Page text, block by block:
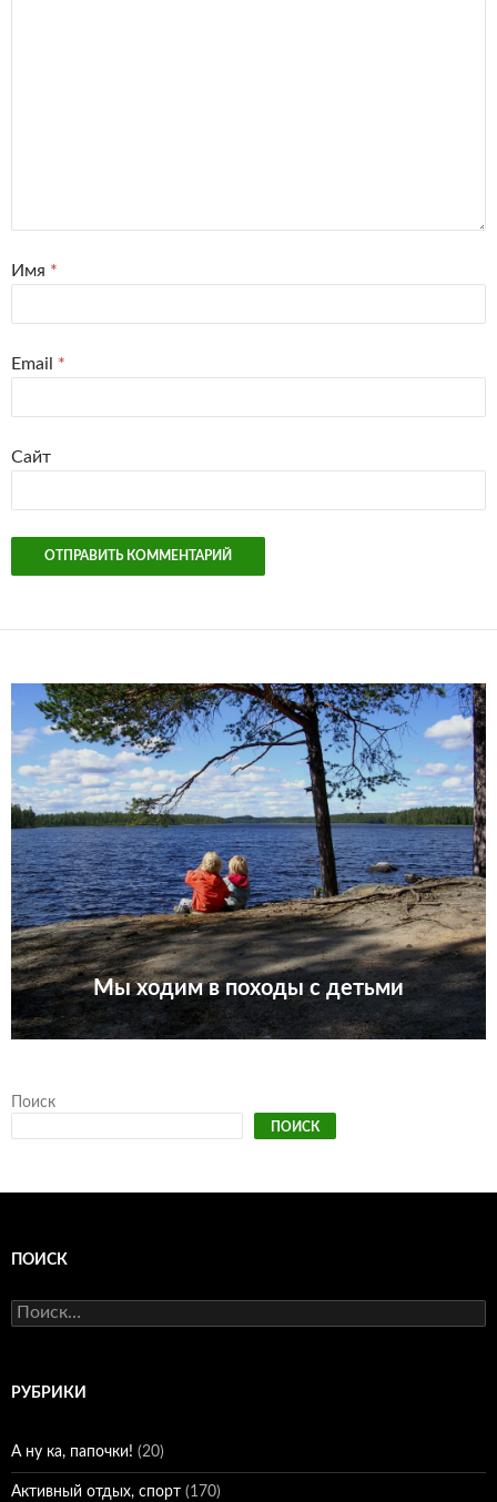
Имя *
Email *
Сайт
Мы ходим в походы с детьми
Поиск
ПОИСК
ПОИСК
Найти:
РУБРИКИ
А ну ка, папочки! (20)
Активный отдых, спорт (170)